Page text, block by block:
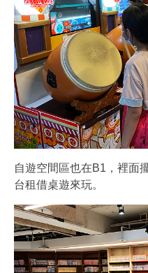
自遊空間區也在B1，裡面
台租借桌遊來玩。